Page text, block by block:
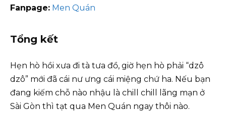
Fanpage: Men Quán
Tổng kết
Hẹn hò hồi xưa đi tà tưa đồ, giờ hẹn hò phải “dzô
dzô” mới đã cái nư ưng cái miệng chứ ha. Nếu bạn
đang kiếm chỗ nào nhậu là chill chill lãng mạn ở
Sài Gòn thì tạt qua Men Quán ngay thôi nào.